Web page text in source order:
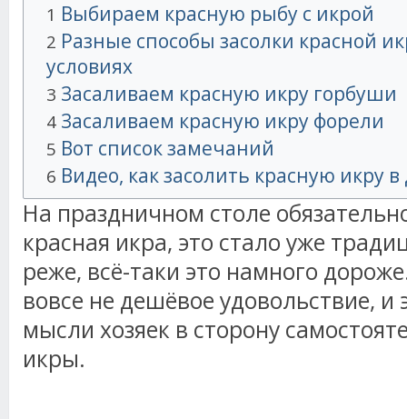
1 Выбираем красную рыбу с икрой
2 Разные способы засолки красной
условиях
3 Засаливаем красную икру горбуши
4 Засаливаем красную икру форели
5 Вот список замечаний
6 Видео, как засолить красную икру
На праздничном столе
красная икра, это стало уже
реже, всё-таки это намного
вовсе не дешёвое удовольствие, и
мысли хозяек в сторону
икры.